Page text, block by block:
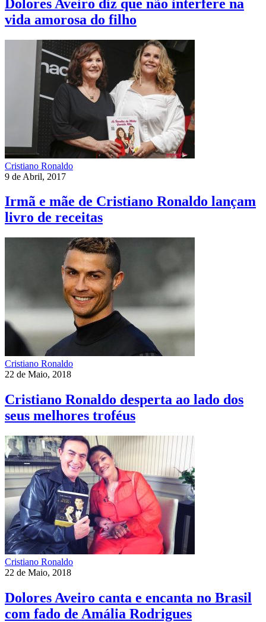
Dolores Aveiro diz que não interfere na
vida amorosa do filho
Cristiano Ronaldo
9 de Abril, 2017
Irmã e mãe de Cristiano Ronaldo lançam
livro de receitas
Cristiano Ronaldo
22 de Maio, 2018
Cristiano Ronaldo desperta ao lado dos
seus melhores troféus
Cristiano Ronaldo
22 de Maio, 2018
Dolores Aveiro canta e encanta no Brasil
com fado de Amália Rodrigues